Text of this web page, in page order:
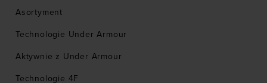
Asortyment
Technologie Under Armour
Aktywnie z Under Armour
Technologie 4F